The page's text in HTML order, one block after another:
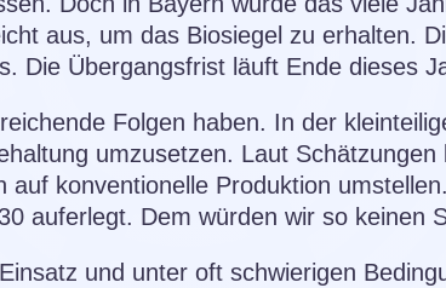
aus, um das Biosiegel zu erhalten.
Die Übergangsfrist läuft Ende dieses
Folgen haben. In der
umzusetzen. Laut
konventionelle Produktion
auferlegt. Dem würden wir so keinen
und unter oft schwierigen